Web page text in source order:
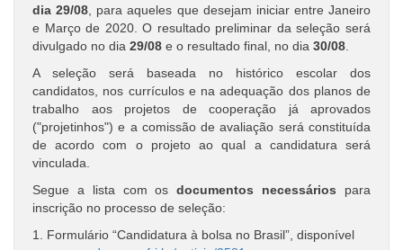
dia 29/08 , para aqueles que desejam iniciar entre Janeiro
e Março de 2020. O resultado preliminar da seleção será
divulgado no dia 29/08 e o resultado final, no dia 30/08
A seleção será baseada no histórico escolar dos
candidatos, nos currículos e na adequação dos planos de
trabalho aos projetos de cooperação já aprovados
("projetinhos") e a comissão de avaliação será constituída
de acordo com o projeto ao qual a candidatura será
vinculada.
Segue a lista com osdocumentos necessários para
inscrição no processo de seleção:
1. Formulário “Candidatura à bolsa no Brasil”, disponível